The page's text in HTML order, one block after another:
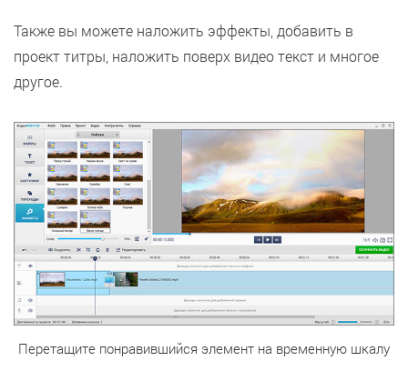
Также вы можете наложить эффекты, добавить в
проект титры, наложить поверх видео текст и многое
другое.
Перетащите понравившийся элемент на временную шкалу